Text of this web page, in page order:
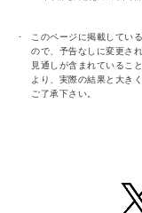
このページに掲載してい
ので、予告なしに変更さ
見通しが含まれているこ
より、実際の結果と大き
ご了承下さい。